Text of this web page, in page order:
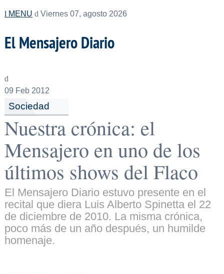
MENU Viernes 07, agosto 2026
El Mensajero Diario
09 Feb 2012
Sociedad
Nuestra crónica: el
Mensajero en uno de los
últimos shows del Flaco
El Mensajero Diario estuvo presente en el
recital que diera Luis Alberto Spinetta el 22
de diciembre de 2010. La misma crónica,
poco más de un año después, un humilde
homenaje.